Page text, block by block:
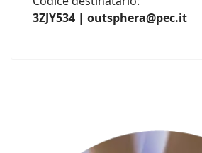
3ZJY534 | outsphera@pec.it